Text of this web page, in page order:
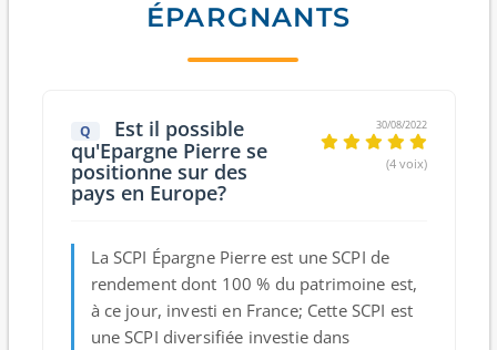
ÉPARGNANTS
Q
Est il possible
qu'Epargne Pierre se
positionne sur des
pays en Europe?
30/08/2022
(4 voix)
La SCPI Épargne Pierre est une SCPI de
rendement dont 100 % du patrimoine est,
à ce jour, investi en France; Cette SCPI est
une SCPI diversifiée investie dans